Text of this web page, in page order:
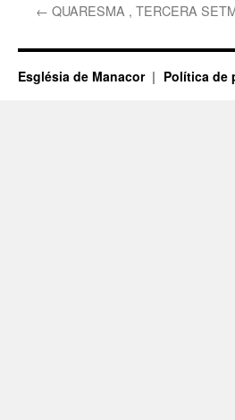
← QUARESMA , TERCERA
Església de Manacor Política de